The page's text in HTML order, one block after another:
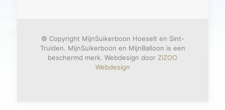
© Copyright MijnSuikerboon Hoeselt en Sint-
Truiden. MijnSuikerboon en MijnBalloon is een
beschermd merk. Webdesign door ZIZOO
Webdesign